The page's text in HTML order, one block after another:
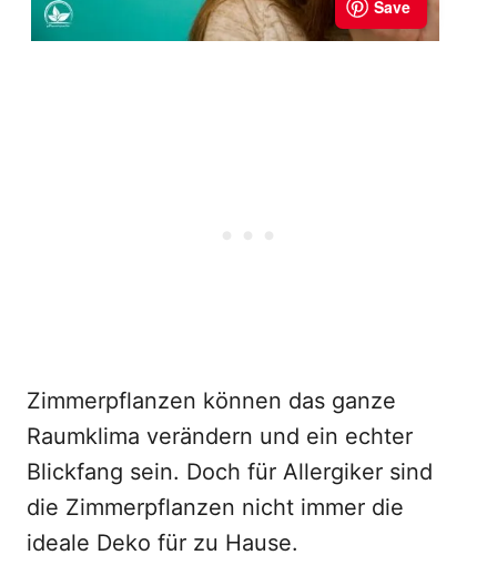
Zimmerpflanzen können das ganze
Raumklima verändern und ein echter
Blickfang sein. Doch für Allergiker sind
die Zimmerpflanzen nicht immer die
ideale Deko für zu Hause.